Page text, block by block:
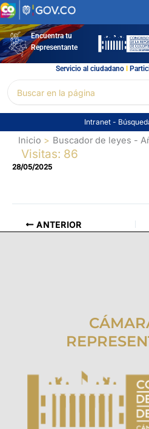
Ir
al
contenidoEncuentra tu
Representante
Servicio al ciudadano l
por:
Intranet -
Inicio Buscador de leyes -
Visitas: 86
28/05/2025
ANTERIOR